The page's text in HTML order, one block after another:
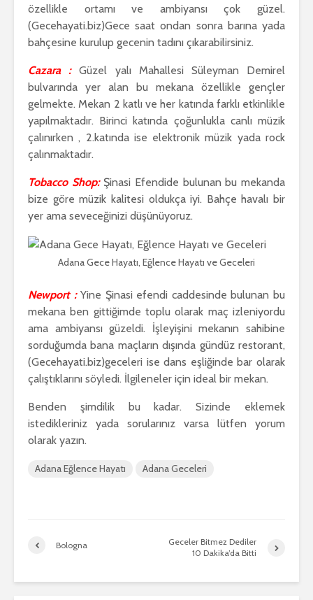
özellikle ortamı ve ambiyansı çok güzel.
(Gecehayati.biz)Gece saat ondan sonra barına yada
bahçesine kurulup gecenin tadını çıkarabilirsiniz.
Cazara : Güzel yalı Mahallesi Süleyman Demirel
bulvarında yer alan bu mekana özellikle gençler
gelmekte. Mekan 2 katlı ve her katında farklı etkinlikle
yapılmaktadır. Birinci katında çoğunlukla canlı müzik
çalınırken , 2.katında ise elektronik müzik yada rock
çalınmaktadır.
Tobacco Shop: Şinasi Efendide bulunan bu mekanda
bize göre müzik kalitesi oldukça iyi. Bahçe havalı bir
yer ama seveceğinizi düşünüyoruz.
Adana Gece Hayatı, Eğlence Hayatı ve Geceleri
Newport : Yine Şinasi efendi caddesinde bulunan bu
mekana ben gittiğimde toplu olarak maç izleniyordu
ama ambiyansı güzeldi. İşleyişini mekanın sahibine
sorduğumda bana maçların dışında gündüz restorant,
(Gecehayati.biz)geceleri ise dans eşliğinde bar olarak
çalıştıklarını söyledi. İlgileneler için ideal bir mekan.
Benden şimdilik bu kadar. Sizinde eklemek
istedikleriniz yada sorularınız varsa lütfen yorum
olarak yazın.
Adana Eğlence Hayatı Adana Geceleri
Bologna
Geceler Bitmez Dediler
10 Dakika’da Bitti